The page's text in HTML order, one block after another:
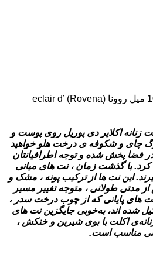
ادکلن “لانوین اکلت” زنانه 100 میل روونا (Rovena) eclair d’
زنانه اکلایر دی پوریل روی پوست و
چای و شکوفه ‌ی درخت هلو خواهید
فضا پخش شده و توجه اطرافیانتان
با گذشت زمان ، نت‌ های میانی
این نت ‌ها از ترکیب پونه ، مشک و
مدتی طولانی ، متوجه تغییر مسیر
های پایانی که از چوب درخت سدر ،
‌شده‌ اند، به‌خوبی جایگزین نت‌ های
اکلت با بوی شیرین و خنکش ،
مناسب است.